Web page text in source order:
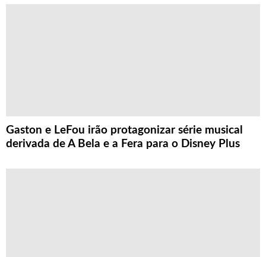
Gaston e LeFou irão protagonizar série musical
derivada de A Bela e a Fera para o Disney Plus